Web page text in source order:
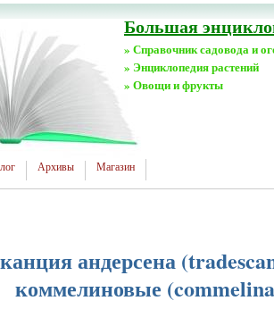
Большая
» Справочник садовода и
» Энциклопедия растений
» Овощи и фрукты
Архивы Магазин
андерсена
коммелиновые